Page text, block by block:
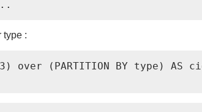
type :
3) over (PARTITION BY type)